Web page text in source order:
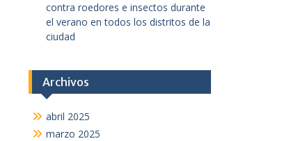
contra roedores e insectos durante
el verano en todos los distritos de la
ciudad
Archivos
abril 2025
marzo 2025